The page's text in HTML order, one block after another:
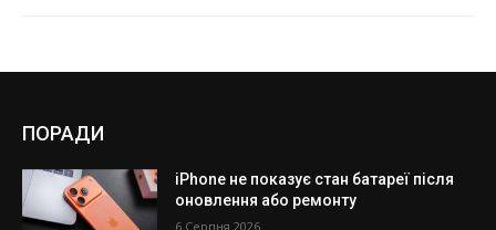
ПОРАДИ
iPhone не показує стан батареї після
оновлення або ремонту
6 Серпня 2026